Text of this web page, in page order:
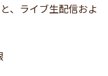
、ライブ生配信およ